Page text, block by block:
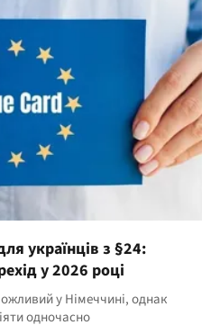
українців з §24:
у 2026 році
у Німеччині, однак
одночасно